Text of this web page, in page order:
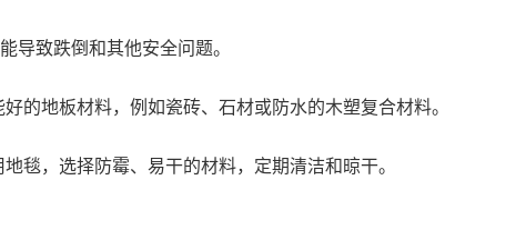
导致跌倒和其他安全问题。
好的地板材料，例如瓷砖、石材或防水的木塑复合材料。
地毯，选择防霉、易干的材料，定期清洁和晾干。